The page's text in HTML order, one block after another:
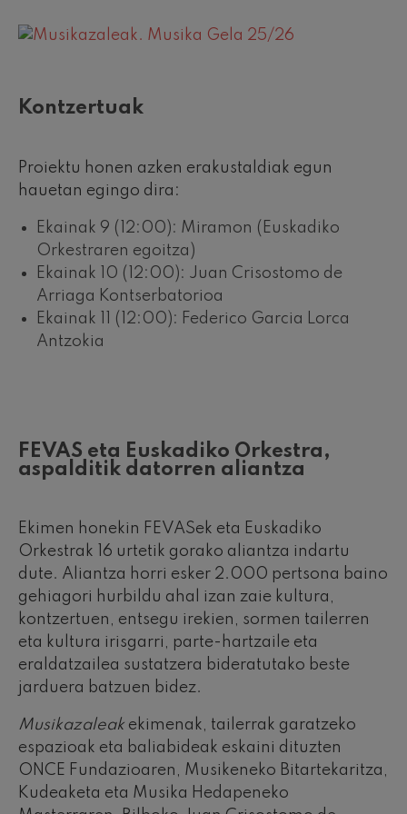
Kontzertuak
Proiektu honen azken erakustaldiak egun
hauetan egingo dira:
Ekainak 9 (12:00): Miramon (Euskadiko
Orkestraren egoitza)
Ekainak 10 (12:00): Juan Crisostomo de
Arriaga Kontserbatorioa
Ekainak 11 (12:00): Federico Garcia Lorca
Antzokia
FEVAS eta Euskadiko Orkestra,
aspalditik datorren aliantza
Ekimen honekin FEVASek eta Euskadiko
Orkestrak 16 urtetik gorako aliantza indartu
dute. Aliantza horri esker 2.000 pertsona baino
gehiagori hurbildu ahal izan zaie kultura,
kontzertuen, entsegu irekien, sormen tailerren
eta kultura irisgarri, parte-hartzaile eta
eraldatzailea sustatzera bideratutako beste
jarduera batzuen bidez.
Musikazaleak ekimenak, tailerrak garatzeko
espazioak eta baliabideak eskaini dituzten
ONCE Fundazioaren, Musikeneko Bitartekaritza,
Kudeaketa eta Musika Hedapeneko